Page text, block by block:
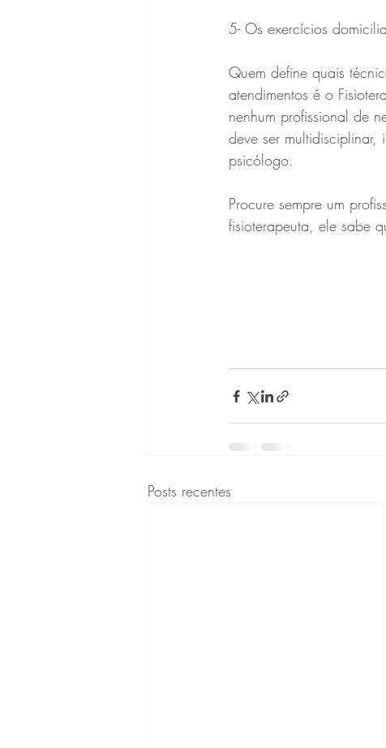
5- Os exercícios
Quem define quais
atendimentos é o
nenhum profissional de
deve ser
psicólogo.
Procure sempre um
fisioterapeuta, ele sabe
Posts recentes